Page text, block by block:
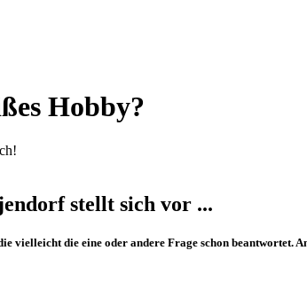
Hobby?
stellt sich vor ...
vielleicht die eine oder andere Frage schon